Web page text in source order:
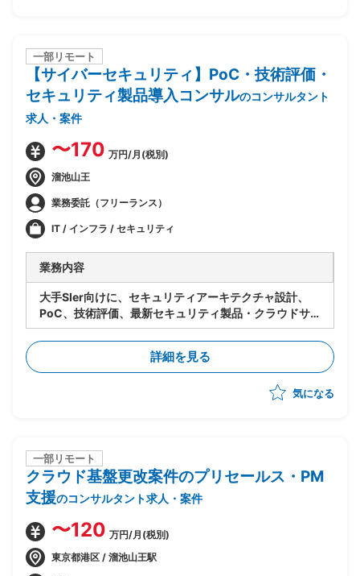
一部リモート
【サイバーセキュリティ】PoC・技術評価・
セキュリティ製品導入コンサルのコンサルタント
求人・案件
〜170 万円/月(税別)
溜池山王
業務委託（フリーランス）
IT / インフラ / セキュリティ
業務内容
大手SIer向けに、セキュリティアーキテクチャ設計、
PoC、技術評価、最新セキュリティ製品・クラウドサ
ービスの導入支援を担うポジションです。
詳細を見る
気になる
一部リモート
クラウド基盤更改案件のプリセールス・PM
支援のコンサルタント求人・案件
〜120 万円/月(税別)
東京都港区 / 溜池山王駅